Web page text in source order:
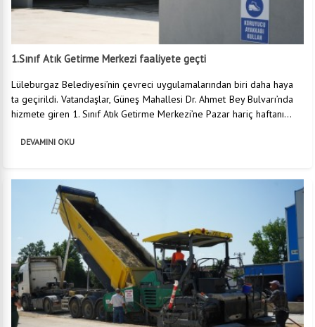
1.Sınıf Atık Getirme Merkezi faaliyete geçti
Lüleburgaz Belediyesi’nin çevreci uygulamalarından biri daha haya
ta geçirildi. Vatandaşlar, Güneş Mahallesi Dr. Ahmet Bey Bulvarı’nda
hizmete giren 1. Sınıf Atık Getirme Merkezi’ne Pazar hariç haftanı...
DEVAMINI OKU